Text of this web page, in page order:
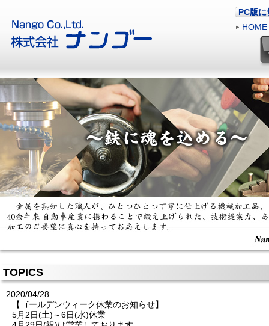
PC版に
HOME
TOPICS
2020/04/28
【ゴールデンウィーク休業のお知らせ】
5月2日(土)～6日(水)休業